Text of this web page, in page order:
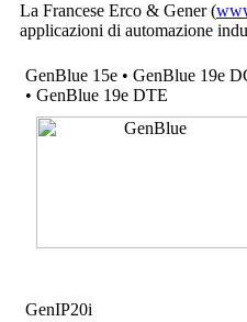
La Francese Erco & Gener (
applicazioni di automazione
GenBlue 15e • GenBlue 19e
• GenBlue 19e DTE
GenIP20i